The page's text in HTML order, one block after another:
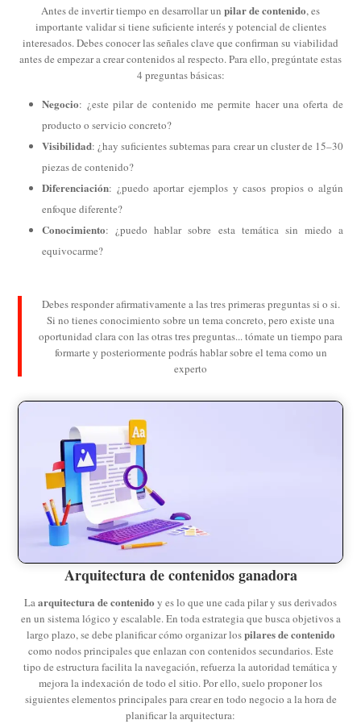
Antes de invertir tiempo en desarrollar un pilar de contenido, es
importante validar si tiene suficiente interés y potencial de clientes
interesados. Debes conocer las señales clave que confirman su viabilidad
antes de empezar a crear contenidos al respecto. Para ello, pregúntate estas
4 preguntas básicas:
Negocio: ¿este pilar de contenido me permite hacer una oferta de
producto o servicio concreto?
Visibilidad: ¿hay suficientes subtemas para crear un cluster de 15–30
piezas de contenido?
Diferenciación: ¿puedo aportar ejemplos y casos propios o algún
enfoque diferente?
Conocimiento: ¿puedo hablar sobre esta temática sin miedo a
equivocarme?
Debes responder afirmativamente a las tres primeras preguntas si o si.
Si no tienes conocimiento sobre un tema concreto, pero existe una
oportunidad clara con las otras tres preguntas... tómate un tiempo para
formarte y posteriormente podrás hablar sobre el tema como un
experto
Arquitectura de contenidos ganadora
Laarquitectura de contenido y es lo que une cada pilar y sus derivados
en un sistema lógico y escalable. En toda estrategia que busca objetivos a
largo plazo, se debe planificar cómo organizar lospilares de contenido
como nodos principales que enlazan con contenidos secundarios. Este
tipo de estructura facilita la navegación, refuerza la autoridad temática y
mejora la indexación de todo el sitio. Por ello, suelo proponer los
siguientes elementos principales para crear en todo negocio a la hora de
planificar la arquitectura: